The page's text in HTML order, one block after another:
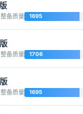
整备质量 1695
整备质量 1706
整备质量 1695